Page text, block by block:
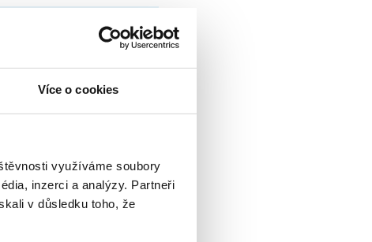
Více o cookies
využíváme soubory
inzerci a analýzy. Partneři
v důsledku toho, že
Study in
Hlavním řečníkem
pedagog a ředitel